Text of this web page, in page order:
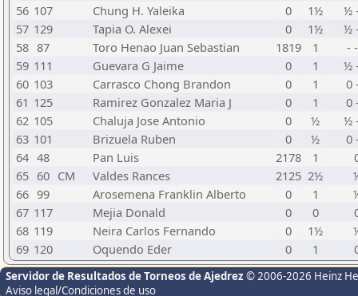
56 107 Chung H. Yaleika 0 1½
½
57 129 Tapia O. Alexei 0 1½
½
58 87 Toro Henao Juan Sebastian 1819 1
-
59 111 Guevara G Jaime 0 1
½
60 103 Carrasco Chong Brandon 0 1
0
61 125 Ramirez Gonzalez Maria J 0 1
0
62 105 Chaluja Jose Antonio 0 ½
½
63 101 Brizuela Ruben 0 ½
0
64 48 Pan Luis 2178 1
65 60 CM Valdes Rances 2125 2½
66 99 Arosemena Franklin Alberto 0 1
67 117 Mejia Donald 0 0
68 119 Neira Carlos Fernando 0 1½
69 120 Oquendo Eder 0 1
Servidor de Resultados de Torneos de Ajedrez © 2006-2026 Heinz
Aviso legal/Condiciones de uso